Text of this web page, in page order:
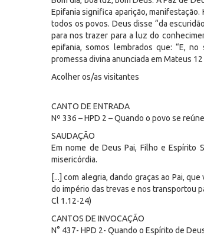
Epifania significa aparição,
todos os povos. Deus disse “da
para nos trazer para a luz do
epifania, somos lembrados que: “E,
promessa divina anunciada em Mateus
Acolher os/as visitantes
CANTO DE ENTRADA
Nº 336 – HPD 2 – Quando o povo se reúne
SAUDAÇÃO
Em nome de Deus Pai, Filho e Espírito
misericórdia.
[...] com alegria, dando graças ao Pai,
do império das trevas e nos transportou
Cl 1.12-24)
CANTOS DE INVOCAÇÃO
N° 437- HPD 2- Quando o Espírito de